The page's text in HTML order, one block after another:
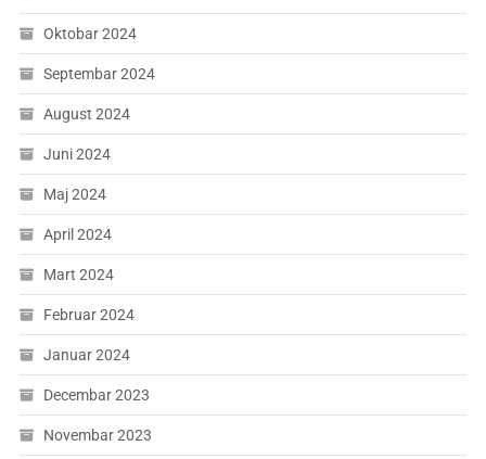
Oktobar 2024
Septembar 2024
August 2024
Juni 2024
Maj 2024
April 2024
Mart 2024
Februar 2024
Januar 2024
Decembar 2023
Novembar 2023